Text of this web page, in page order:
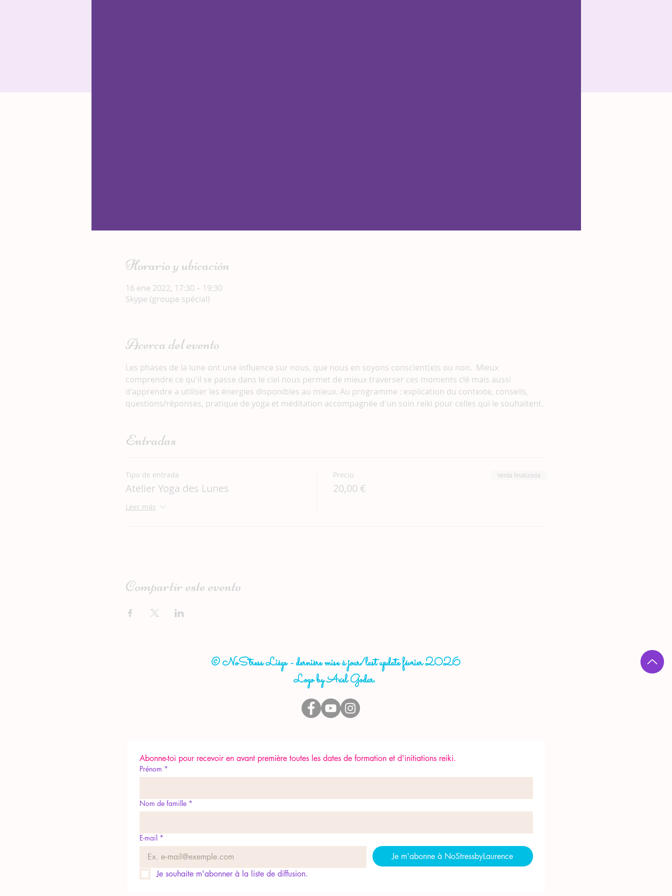
Horario y ubicación
16 ene 2022, 17:30 – 19:30
Skype (groupe spécial)
Acerca del evento
Les phases de la lune ont une influence sur nous, que nous en soyons conscient(e)s ou non.  Mieux
comprendre ce qu'il se passe dans le ciel nous permet de mieux traverser ces moments clé mais aussi
d'apprendre a utiliser les énergies disponibles au mieux. Au programme : explication du contexte, conseils,
questions/réponses, pratique de yoga et méditation accompagnée d'un soin reiki pour celles qui le souhaitent.
Entradas
Tipo de entrada
Atelier Yoga des Lunes
Leer más
Precio
20,00 €
Venta finalizada
Compartir este evento
© NoStress Liège - dernière mise à jour/last update février 2026
Logo by Axel Godar.
Abonne-toi pour recevoir en avant première toutes les dates de formation et d'initiations reiki.
Prénom *
Nom de famille *
E-mail *
Je m'abonne à NoStressbyLaurence
Je souhaite m'abonner à la liste de diffusion.